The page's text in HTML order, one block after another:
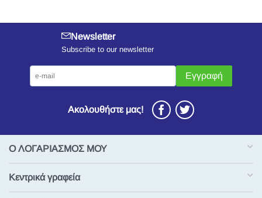
Newsletter
Subscribe to our newsletter
Εγγραφή
Ακολουθήστε μας!
Ο ΛΟΓΑΡΙΑΣΜΟΣ ΜΟΥ
Κεντρικά γραφεία